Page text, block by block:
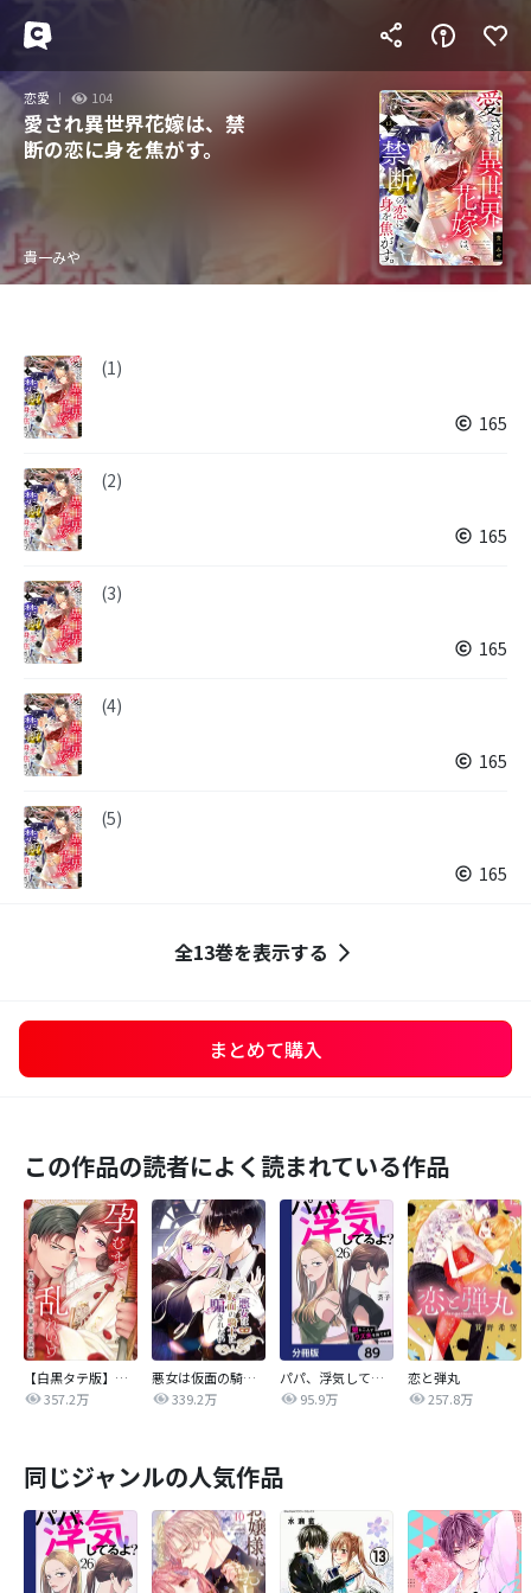
恋愛 104
愛され異世界花嫁は、禁
断の恋に身を焦がす。
貴一みや
(1)
165
(2)
165
(3)
165
(4)
165
(5)
165
全13巻を表示する
まとめて購入
この作品の読者によく読まれている作品
【白黒タテ版】孕むまで乱れいけ～身代わり花嫁と軍服の猛愛
357.2万
悪女は仮面の騎士に騙されない
339.2万
パパ、浮気してるよ？娘と二人でクズ夫を捨てます【分冊版】
95.9万
恋と弾丸
257.8万
同じジャンルの人気作品